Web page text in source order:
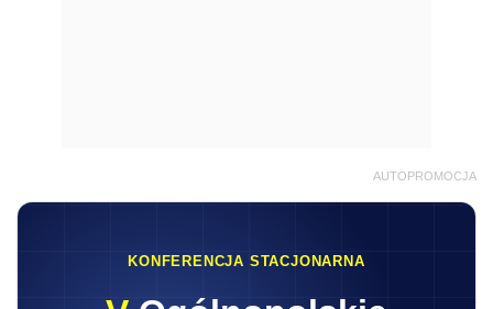
AUTOPROMOCJA
KONFERENCJA STACJONARNA